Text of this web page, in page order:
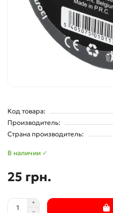
Код товара:
Производитель:
Страна производитель:
В наличии ✓
25 грн.